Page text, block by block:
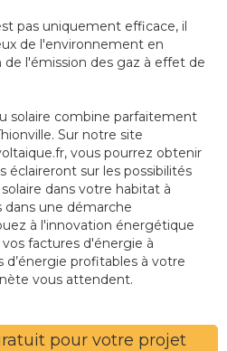
pas uniquement efficace, il
de l'environnement en
l'émission des gaz à effet de
solaire combine parfaitement
Sur notre site
vous pourrez obtenir
éclaireront sur les possibilités
dans votre habitat à
dans une démarche
à l'innovation énergétique
factures d'énergie à
d’énergie profitables à votre
vous attendent.
pour votre projet